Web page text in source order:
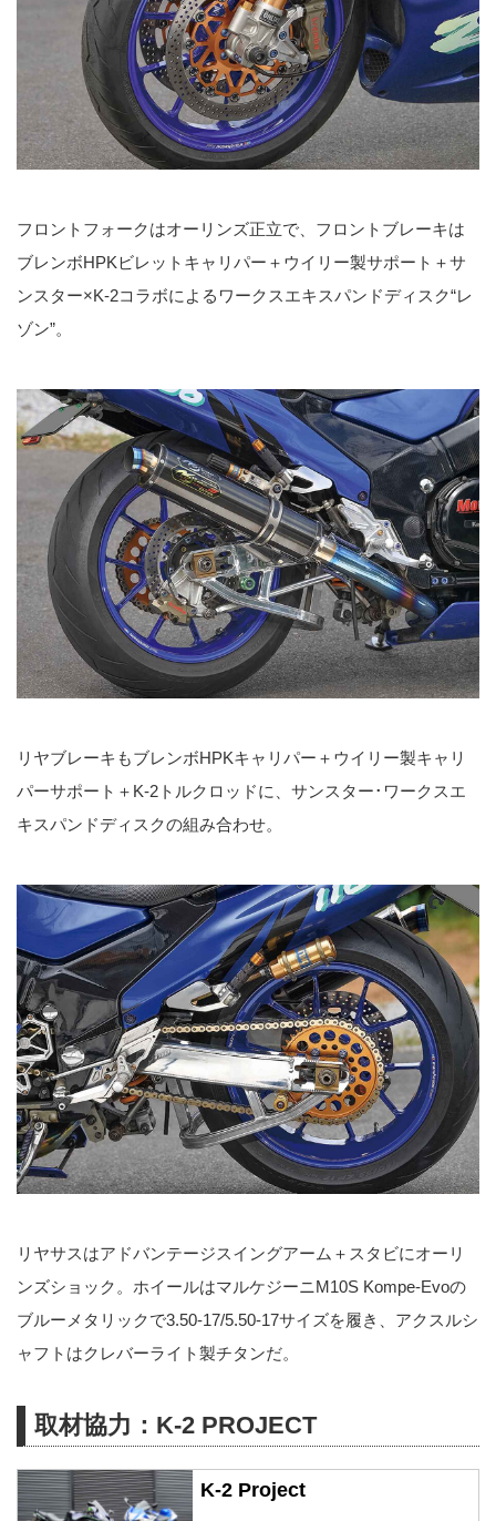
フロントフォークはオーリンズ正立で、フロントブレーキは
ブレンボHPKビレットキャリパー＋ウイリー製サポート＋サ
ンスター×K-2コラボによるワークスエキスパンドディスク“レ
ゾン”。
リヤブレーキもブレンボHPKキャリパー＋ウイリー製キャリ
パーサポート＋K-2トルクロッドに、サンスター･ワークスエ
キスパンドディスクの組み合わせ。
リヤサスはアドバンテージスイングアーム＋スタビにオーリ
ンズショック。ホイールはマルケジーニM10S Kompe-Evoの
ブルーメタリックで3.50-17/5.50-17サイズを履き、アクスルシ
ャフトはクレバーライト製チタンだ。
取材協力：K-2 PROJECT
K-2 Project